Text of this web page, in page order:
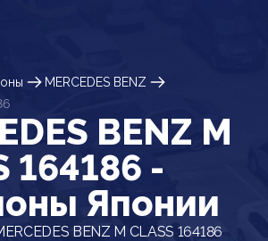
MERCEDES BENZ
BENZ M
164186 -
Японии
BENZ M CLASS 164186